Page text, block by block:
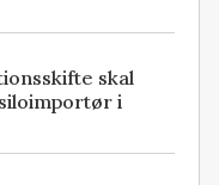
skal
i